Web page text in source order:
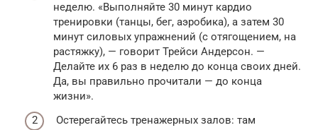
неделю. «Выполняйте 30 минут кардио
тренировки (танцы, бег, аэробика), а затем 30
минут силовых упражнений (с отягощением, на
растяжку), — говорит Трейси Андерсон. —
Делайте их 6 раз в неделю до конца своих дней.
Да, вы правильно прочитали — до конца
жизни».
Остерегайтесь тренажерных залов: там